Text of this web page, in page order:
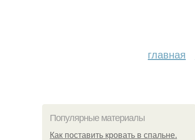
главная
Популярные материалы
Как поставить кровать в спальне.